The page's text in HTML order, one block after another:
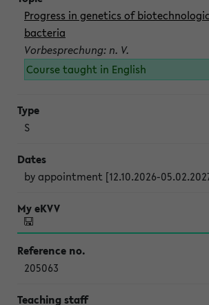
Progress in genetics of
bacteria
Vorbesprechung: n. V.
Course taught in English
S
by appointment [12.10.2026-
205063